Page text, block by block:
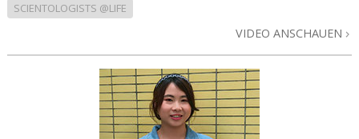
SCIENTOLOGISTS @LIFE
VIDEO ANSCHAUEN